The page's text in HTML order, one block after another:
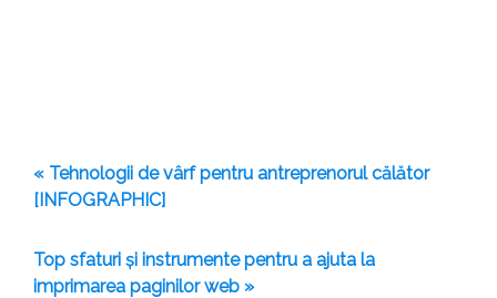
« Tehnologii de vârf pentru antreprenorul călător
[INFOGRAPHIC]
Top sfaturi și instrumente pentru a ajuta la
imprimarea paginilor web »